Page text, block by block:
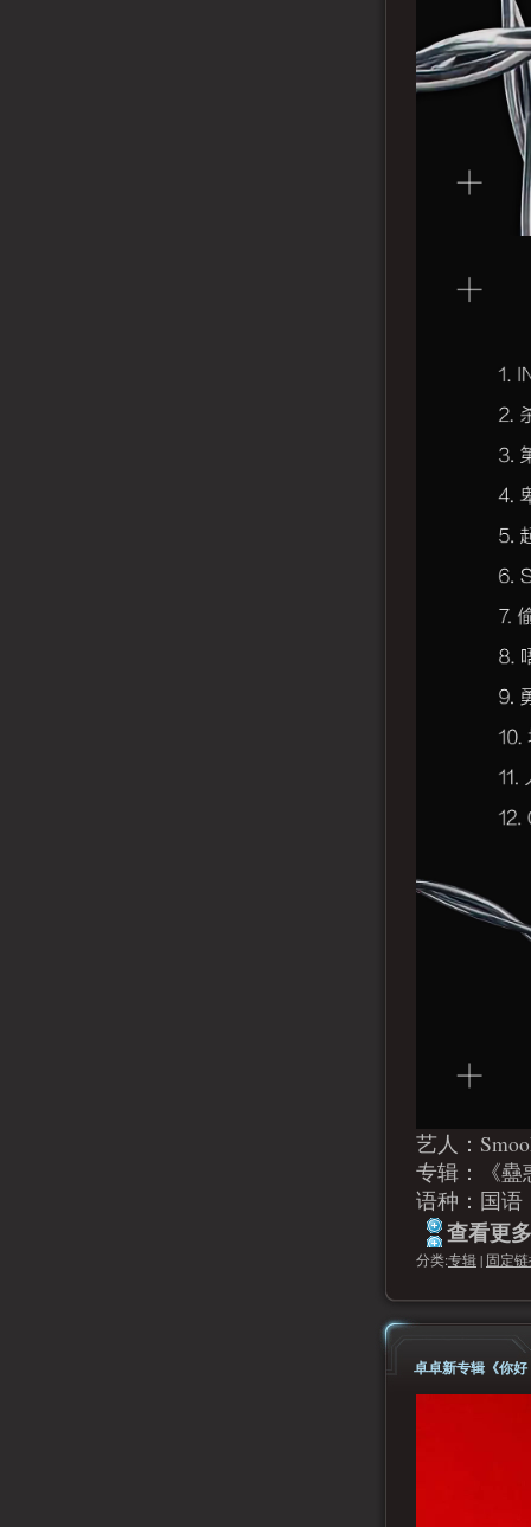
艺人：
专辑：《蠱
语种：国语
查看更
分类:专辑| 固定
卓卓新专辑《你